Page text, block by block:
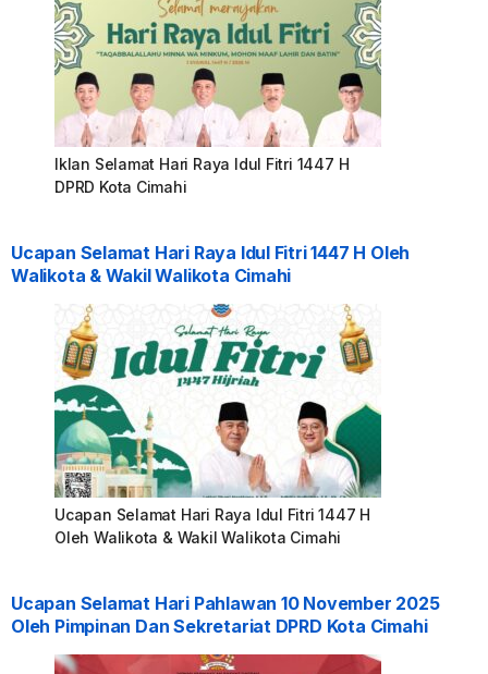
Iklan Selamat Hari Raya Idul Fitri 1447 H
DPRD Kota Cimahi
Ucapan Selamat Hari Raya Idul Fitri 1447 H Oleh
Walikota & Wakil Walikota Cimahi
Ucapan Selamat Hari Raya Idul Fitri 1447 H
Oleh Walikota & Wakil Walikota Cimahi
Ucapan Selamat Hari Pahlawan 10 November 2025
Oleh Pimpinan Dan Sekretariat DPRD Kota Cimahi